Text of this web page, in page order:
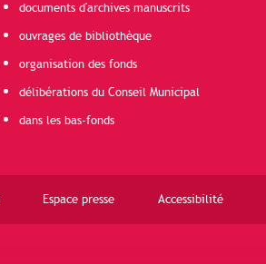
documents d'archives manuscrits
ouvrages de bibliothèque
organisation des fonds
délibérations du Conseil Municipal
dans les bas-fonds
Espace presse Accessibilité